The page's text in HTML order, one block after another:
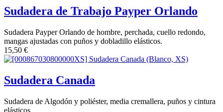
Sudadera de Trabajo Payper Orlando
Sudadera Payper Orlando de hombre, perchada, cuello redondo,
mangas ajustadas con puños y dobladillo elásticos.
15,50 €
Sudadera Canada
Sudadera de Algodón y poliéster, media cremallera, puños y cintura
elásticos.